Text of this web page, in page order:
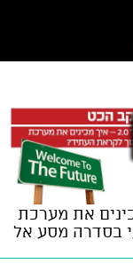
2.0 – איך מכינים את מערכת
בסדרה מסע אל